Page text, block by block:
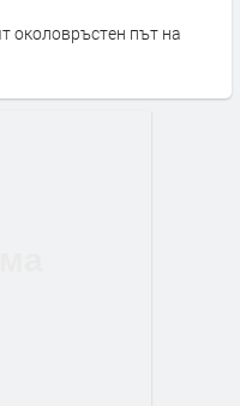
околовръстен път на